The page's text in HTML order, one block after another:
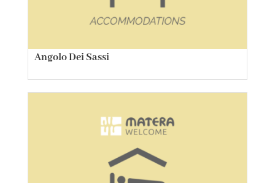
Angolo Dei Sassi